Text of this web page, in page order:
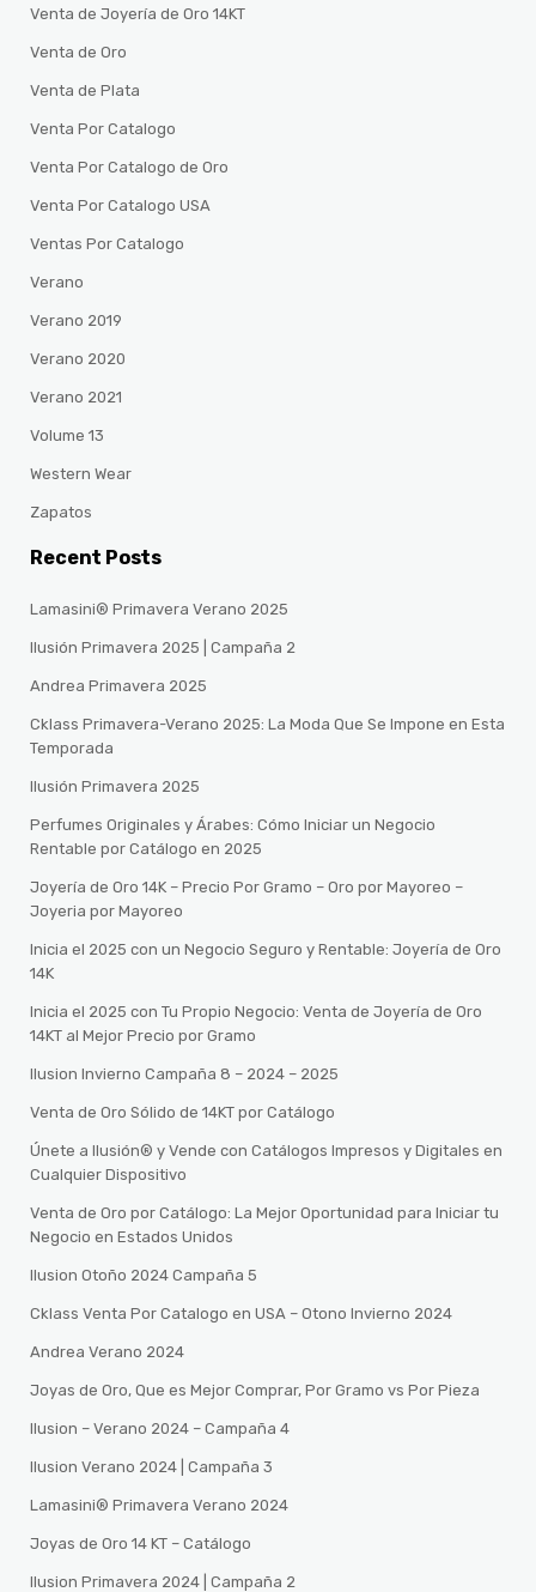
Venta de Joyería de Oro 14KT
Venta de Oro
Venta de Plata
Venta Por Catalogo
Venta Por Catalogo de Oro
Venta Por Catalogo USA
Ventas Por Catalogo
Verano
Verano 2019
Verano 2020
Verano 2021
Volume 13
Western Wear
Zapatos
Recent Posts
Lamasini® Primavera Verano 2025
Ilusión Primavera 2025 | Campaña 2
Andrea Primavera 2025
Cklass Primavera-Verano 2025: La Moda Que Se Impone en Esta
Temporada
Ilusión Primavera 2025
Perfumes Originales y Árabes: Cómo Iniciar un Negocio
Rentable por Catálogo en 2025
Joyería de Oro 14K – Precio Por Gramo – Oro por Mayoreo –
Joyeria por Mayoreo
Inicia el 2025 con un Negocio Seguro y Rentable: Joyería de Oro
14K
Inicia el 2025 con Tu Propio Negocio: Venta de Joyería de Oro
14KT al Mejor Precio por Gramo
Ilusion Invierno Campaña 8 – 2024 – 2025
Venta de Oro Sólido de 14KT por Catálogo
Únete a Ilusión® y Vende con Catálogos Impresos y Digitales en
Cualquier Dispositivo
Venta de Oro por Catálogo: La Mejor Oportunidad para Iniciar tu
Negocio en Estados Unidos
Ilusion Otoño 2024 Campaña 5
Cklass Venta Por Catalogo en USA – Otono Invierno 2024
Andrea Verano 2024
Joyas de Oro, Que es Mejor Comprar, Por Gramo vs Por Pieza
Ilusion – Verano 2024 – Campaña 4
Ilusion Verano 2024 | Campaña 3
Lamasini®️ Primavera Verano 2024
Joyas de Oro 14 KT – Catálogo
Ilusion Primavera 2024 | Campaña 2